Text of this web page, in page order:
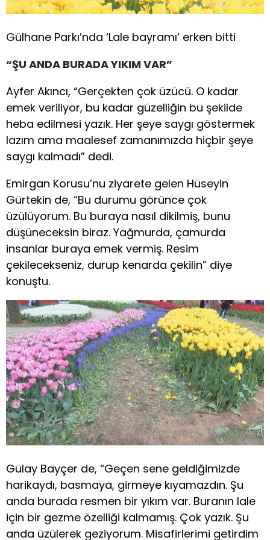
Gülhane Parkı’nda ‘Lale bayramı’ erken bitti
“ŞU ANDA BURADA YIKIM VAR”
Ayfer Akıncı, “Gerçekten çok üzücü. O kadar
emek veriliyor, bu kadar güzelliğin bu şekilde
heba edilmesi yazık. Her şeye saygı göstermek
lazım ama maalesef zamanımızda hiçbir şeye
saygı kalmadı” dedi.
Emirgan Korusu’nu ziyarete gelen Hüseyin
Gürtekin de, “Bu durumu görünce çok
üzülüyorum. Bu buraya nasıl dikilmiş, bunu
düşüneceksin biraz. Yağmurda, çamurda
insanlar buraya emek vermiş. Resim
çekilecekseniz, durup kenarda çekilin” diye
konuştu.
Gülay Bayçer de, “Geçen sene geldiğimizde
harikaydı, basmaya, girmeye kıyamazdın. Şu
anda burada resmen bir yıkım var. Buranın lale
için bir gezme özelliği kalmamış. Çok yazık. Şu
anda üzülerek geziyorum. Misafirlerimi getirdim